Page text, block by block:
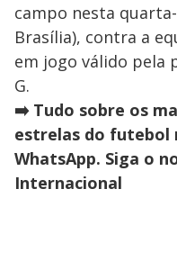
campo nesta
Brasília), contra a
em jogo válido pela
G.
➡️ Tudo sobre os
estrelas do futebol
WhatsApp. Siga o
Internacional